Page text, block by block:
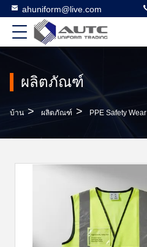
ahuniform@live.com
ผลิตภัณฑ์
บ้าน > ผลิตภัณฑ์ > PPE Safety Wear